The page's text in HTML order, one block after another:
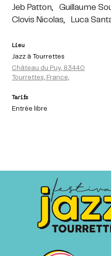
Jeb Patton,
Guillaume
Clovis Nicolas,
Luca
Lieu
Jazz à Tourrettes
Château du Puy, 83440
Tourrettes, France,
Tarifs
Entrée libre